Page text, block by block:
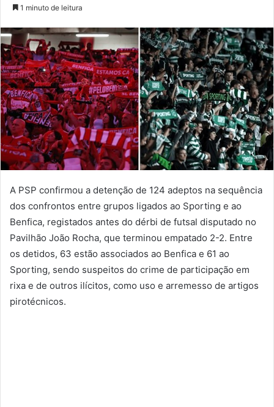
mail
1 minuto de leitura
A PSP confirmou a detenção de 124 adeptos na sequência
dos confrontos entre grupos ligados ao Sporting e ao
Benfica, registados antes do dérbi de futsal disputado no
Pavilhão João Rocha, que terminou empatado 2-2. Entre
os detidos, 63 estão associados ao Benfica e 61 ao
Sporting, sendo suspeitos do crime de participação em
rixa e de outros ilícitos, como uso e arremesso de artigos
pirotécnicos.